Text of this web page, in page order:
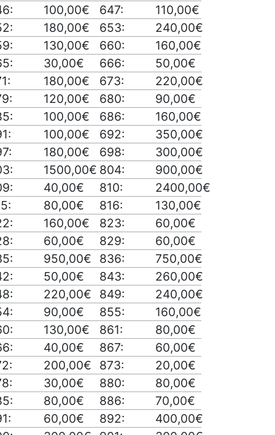
100,00€ 647:
110,00€
180,00€ 653:
240,00€
130,00€ 660:
160,00€
30,00€ 666:
50,00€
180,00€ 673:
220,00€
120,00€ 680:
90,00€
100,00€ 686:
160,00€
100,00€ 692:
350,00€
180,00€ 698:
300,00€
1500,00€ 804:
900,00€
40,00€ 810:
2400,00€
80,00€ 816:
130,00€
160,00€ 823:
60,00€
60,00€ 829:
60,00€
950,00€ 836:
750,00€
50,00€ 843:
260,00€
220,00€ 849:
240,00€
90,00€ 855:
160,00€
130,00€ 861:
80,00€
40,00€ 867:
60,00€
200,00€ 873:
20,00€
30,00€ 880:
80,00€
80,00€ 886:
70,00€
60,00€ 892:
400,00€